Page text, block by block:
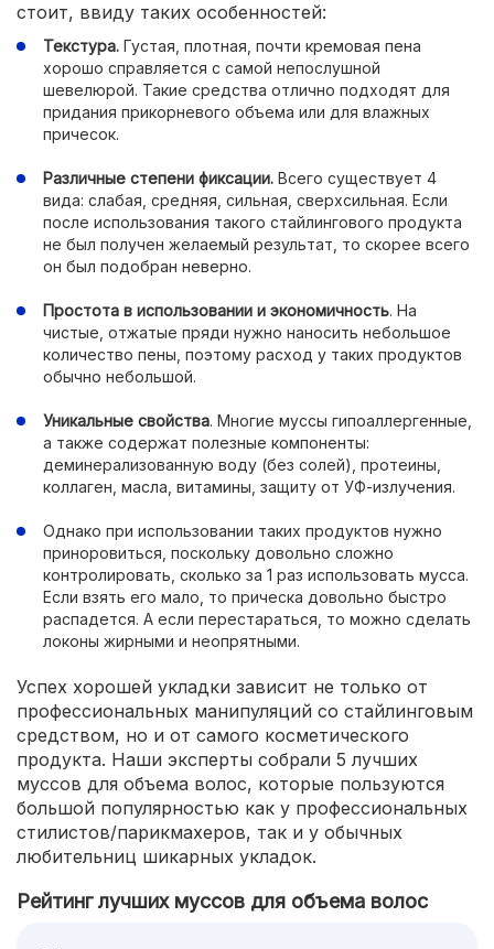
стоит, ввиду таких особенностей:
Текстура. Густая, плотная, почти кремовая пена
хорошо справляется с самой непослушной
шевелюрой. Такие средства отлично подходят для
придания прикорневого объема или для влажных
причесок.
Различные степени фиксации. Всего существует 4
вида: слабая, средняя, сильная, сверхсильная. Если
после использования такого стайлингового продукта
не был получен желаемый результат, то скорее всего
он был подобран неверно.
Простота в использовании и экономичность. На
чистые, отжатые пряди нужно наносить небольшое
количество пены, поэтому расход у таких продуктов
обычно небольшой.
Уникальные свойства. Многие муссы гипоаллергенные,
а также содержат полезные компоненты:
деминерализованную воду (без солей), протеины,
коллаген, масла, витамины, защиту от УФ-излучения.
Однако при использовании таких продуктов нужно
приноровиться, поскольку довольно сложно
контролировать, сколько за 1 раз использовать мусса.
Если взять его мало, то прическа довольно быстро
распадется. А если перестараться, то можно сделать
локоны жирными и неопрятными.
Успех хорошей укладки зависит не только от
профессиональных манипуляций со стайлинговым
средством, но и от самого косметического
продукта. Наши эксперты собрали 5 лучших
муссов для объема волос, которые пользуются
большой популярностью как у профессиональных
стилистов/парикмахеров, так и у обычных
любительниц шикарных укладок.
Рейтинг лучших муссов для объема волос